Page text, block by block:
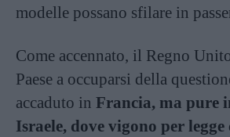
modelle possano sfilare in
Come accennato, il Regno
Paese a occuparsi della
accaduto in Francia, ma pure
Israele, dove vigono per